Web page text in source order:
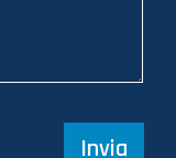
Invia